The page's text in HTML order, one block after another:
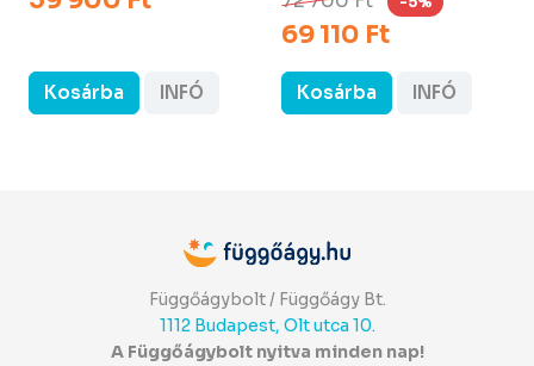
Kosárba INFÓ
69 110 Ft
Kosárba INFÓ
Függőágybolt / Függőágy Bt.
1112 Budapest, Olt utca 10.
A Függőágybolt nyitva minden nap!